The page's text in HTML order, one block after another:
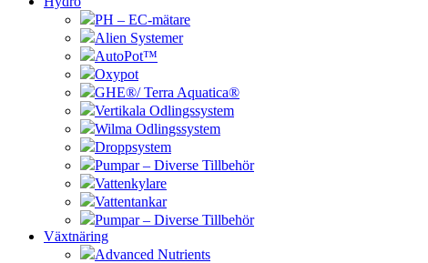
PH – EC-mätare
Alien Systemer
AutoPot™
Oxypot
GHE®/ Terra Aquatica®
Vertikala Odlingssystem
Wilma Odlingssystem
Droppsystem
Pumpar – Diverse Tillbehör
Vattenkylare
Vattentankar
Pumpar – Diverse Tillbehör
Växtnäring
Advanced Nutrients